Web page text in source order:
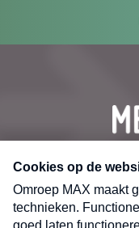
CONTACT